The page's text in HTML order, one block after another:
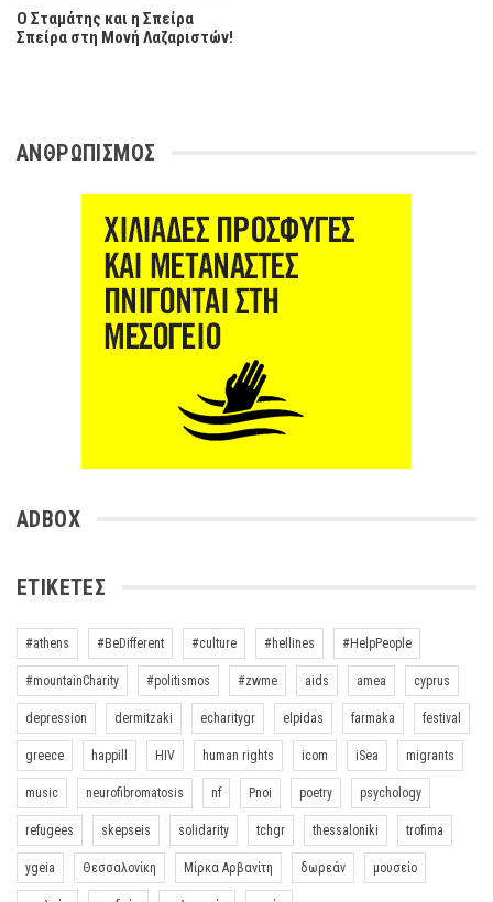
Ο Σταμάτης και η Σπείρα
Σπείρα στη Μονή Λαζαριστών!
ΑΝΘΡΩΠΙΣΜΟΣ
ADBOX
ΕΤΙΚΈΤΕΣ
#athens #BeDifferent #culture #hellines #HelpPeople
#mountainCharity #politismos #zwme aids amea cyprus
depression dermitzaki echaritygr elpidas farmaka festival
greece happill HIV human rights icom iSea migrants
music neurofibromatosis nf Pnoi poetry psychology
refugees skepseis solidarity tchgr thessaloniki trofima
ygeia Θεσσαλονίκη Μίρκα Αρβανίτη δωρεάν μουσείο